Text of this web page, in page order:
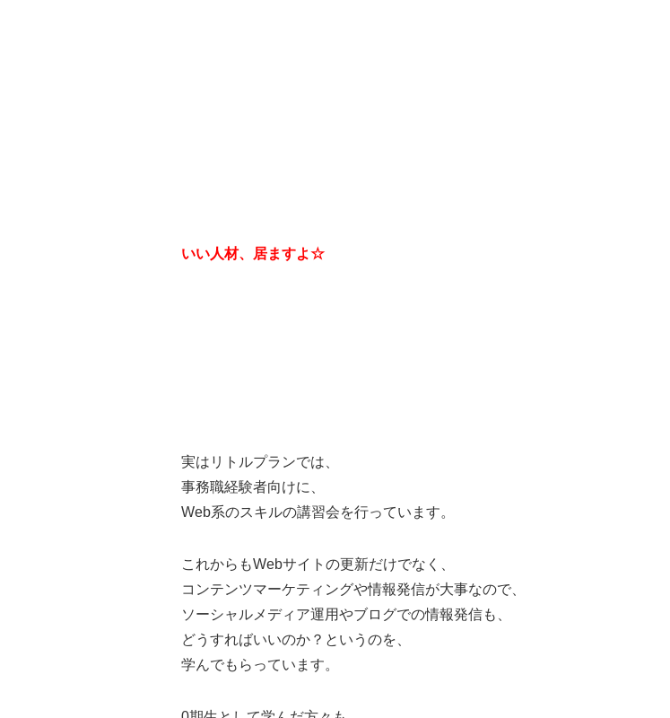
いい人材、居ますよ☆
実はリトルプランでは、
事務職経験者向けに、
Web系のスキルの講習会を行っています。
これからもWebサイトの更新だけでなく、
コンテンツマーケティングや情報発信が大事なので、
ソーシャルメディア運用やブログでの情報発信も、
どうすればいいのか？というのを、
学んでもらっています。